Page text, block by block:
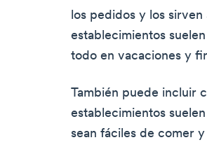
los pedidos y los sirven
establecimientos
todo en vacaciones y
También puede incluir
establecimientos
sean fáciles de comer